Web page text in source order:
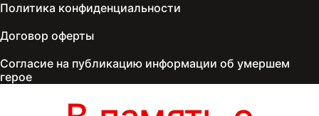
Политика конфиденциальности
Договор оферты
Согласие на публикацию информации об умершем
герое